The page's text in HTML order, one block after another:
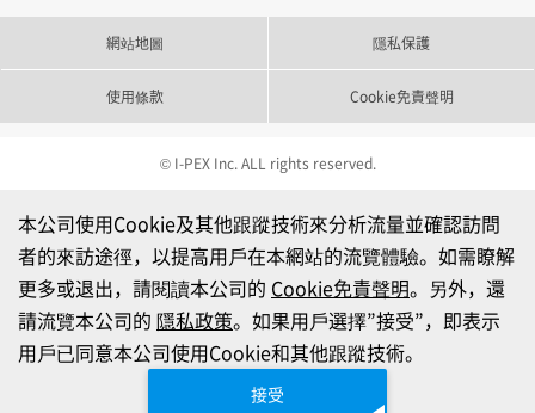
網站地圖 隱私保護
使用條款 Cookie免責聲明
© I-PEX Inc. ALL rights reserved.
本公司使用Cookie及其他跟蹤技術來分析流量並確認訪問
者的來訪途徑，以提高用戶在本網站的流覽體驗。如需瞭解
更多或退出，請閱讀本公司的 Cookie免責聲明。另外，還
請流覽本公司的 隱私政策。如果用戶選擇”接受”，即表示
用戶已同意本公司使用Cookie和其他跟蹤技術。
接受